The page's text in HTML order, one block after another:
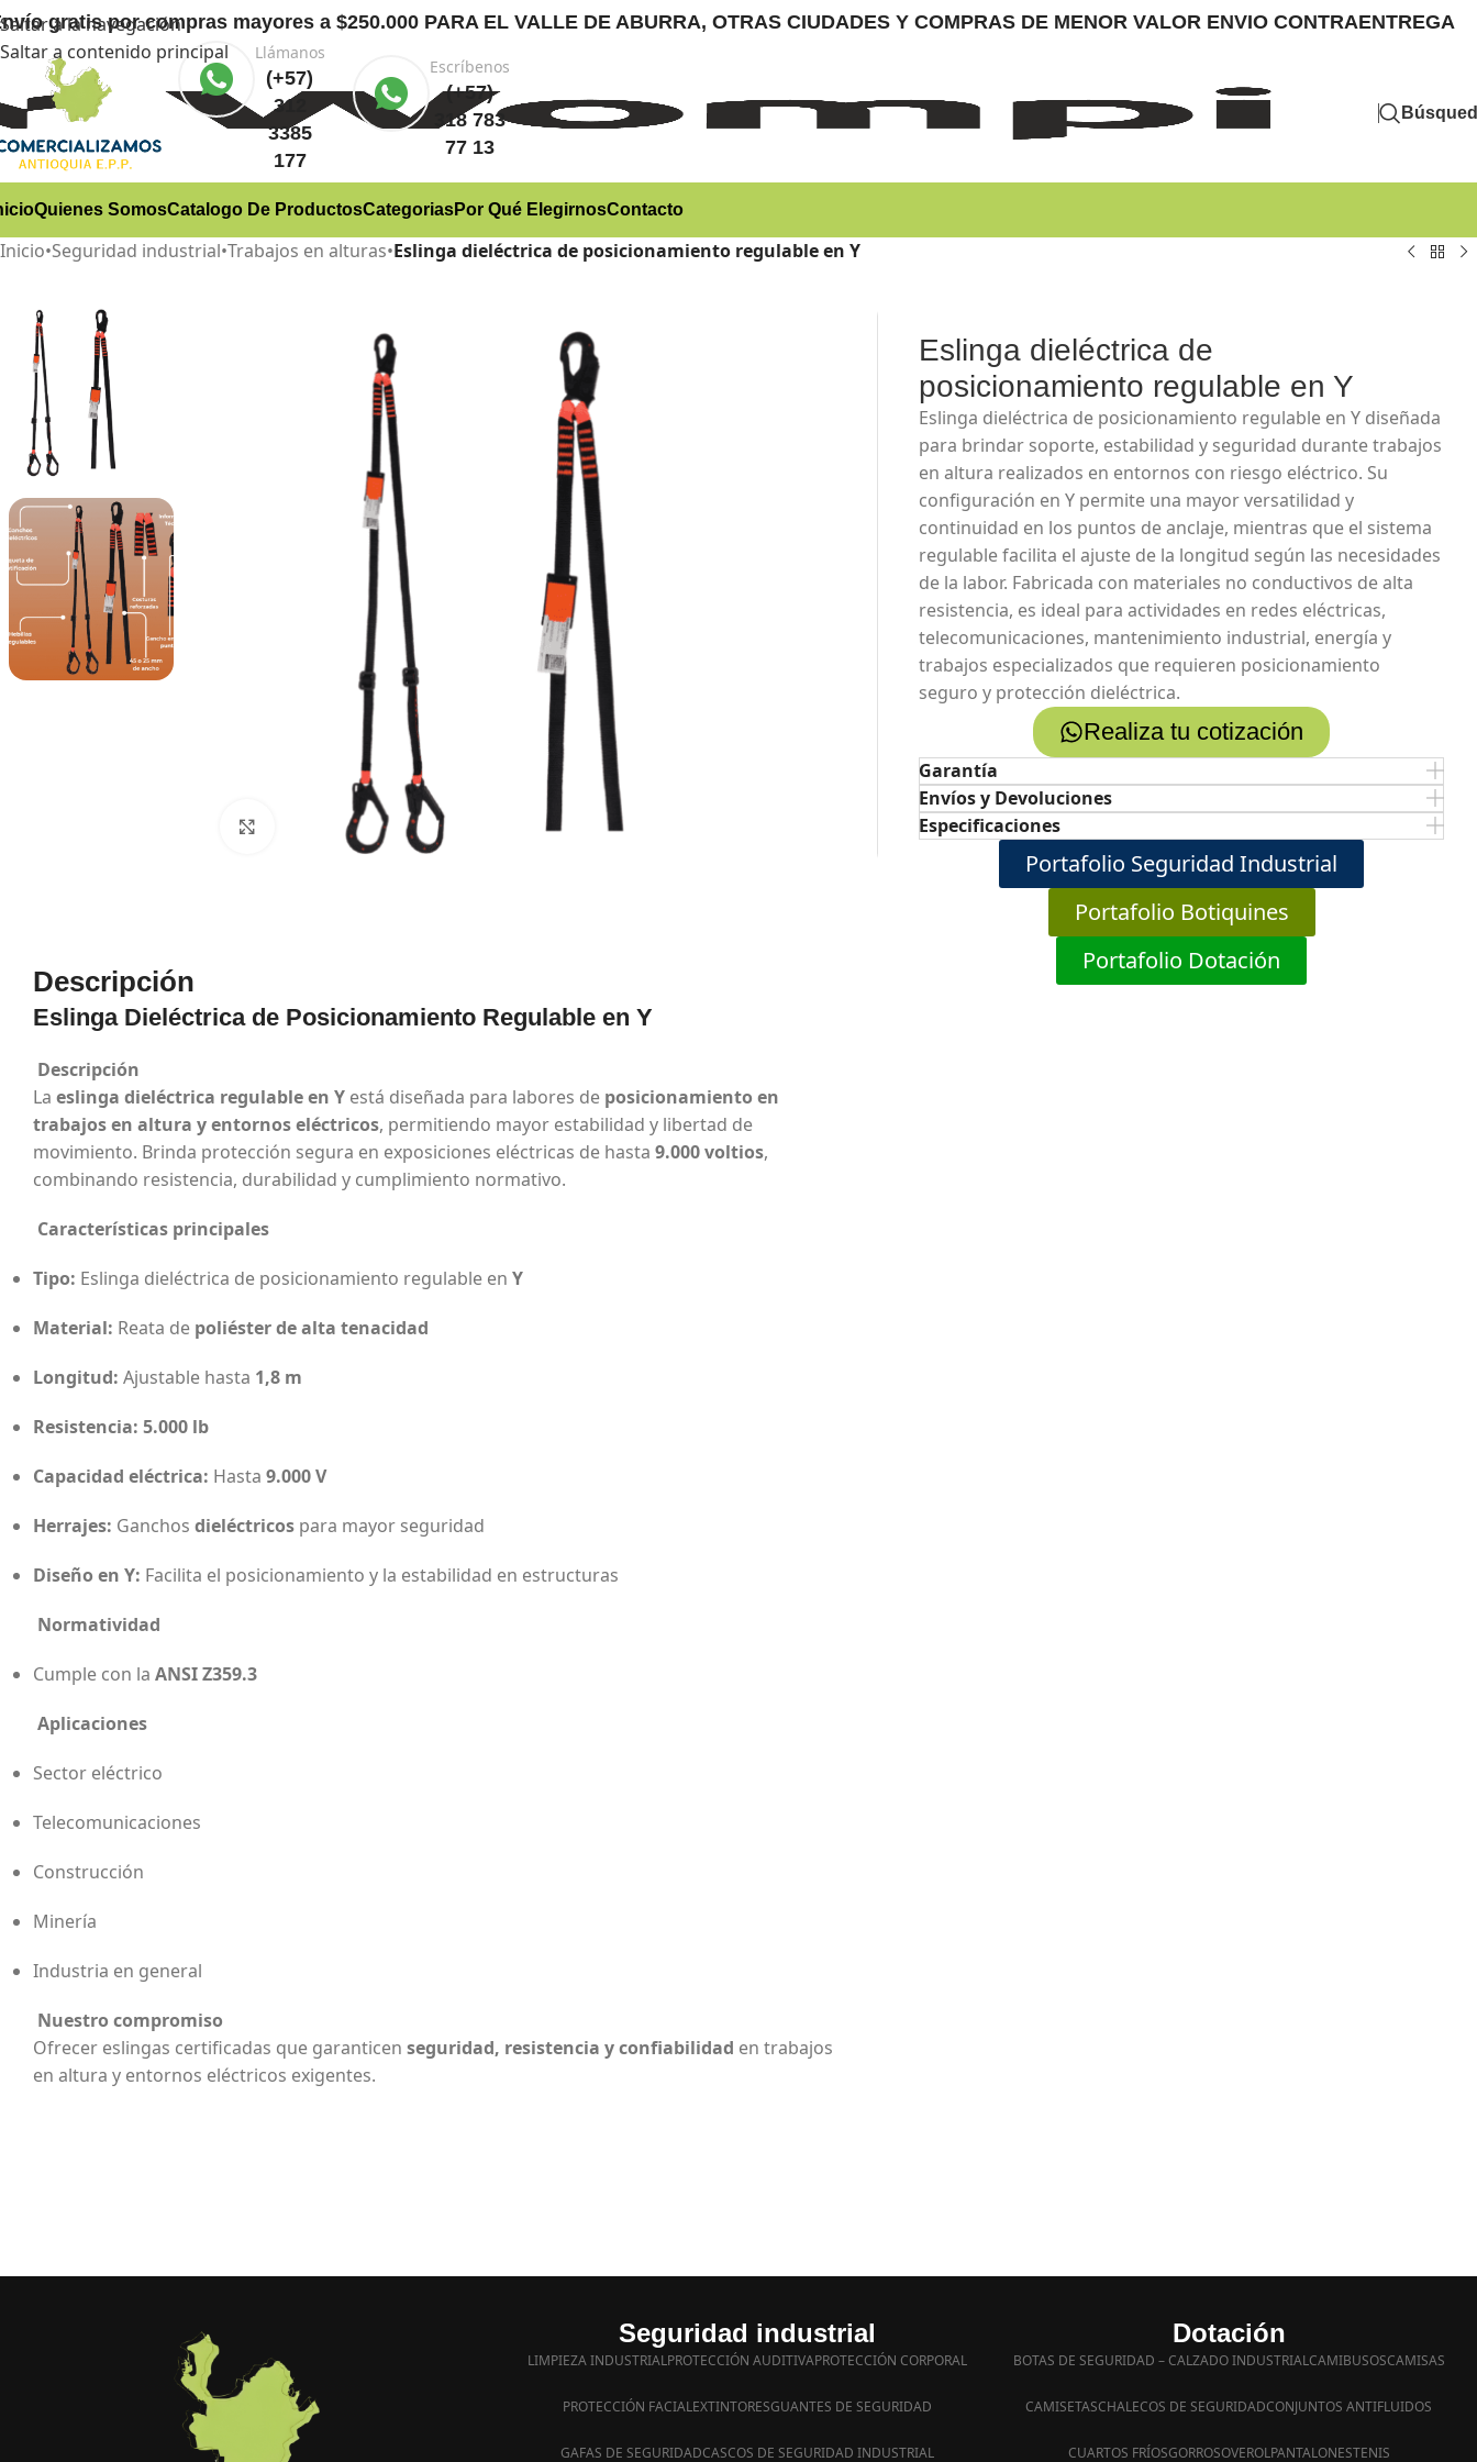
Saltar a la navegación
Saltar a contenido principal
gratispor compras mayores a $250.000 PARA EL VALLE DE ABURRA, OTRAS CIUDADES Y COMPRAS DE MENOR VALOR ENVIO CONTRAENTREGA
Llámanos
(+57)
312
3385
177
Escríbenos
(+57)
318 783
77 13
Quienes SomosCatalogo De ProductosCategoriasPor Qué ElegirnosContacto
Inicio•Seguridad industrial•Trabajos en alturas•Eslinga dieléctrica de posicionamiento regulable en Y
Haga Click para agrandar
Descripción
Eslinga Dieléctrica de Posicionamiento Regulable en Y
Descripción
La eslinga dieléctrica regulable en Y está diseñada para labores de posicionamiento en
trabajos en altura y entornos eléctricos, permitiendo mayor estabilidad y libertad de
movimiento. Brinda protección segura en exposiciones eléctricas de hasta 9.000 voltios,
combinando resistencia, durabilidad y cumplimiento normativo.
Características principales
Tipo: Eslinga dieléctrica de posicionamiento regulable en Y
Material: Reata de poliéster de alta tenacidad
Longitud: Ajustable hasta 1,8 m
Resistencia: 5.000 lb
Capacidad eléctrica: Hasta 9.000 V
Herrajes: Ganchos dieléctricos para mayor seguridad
Diseño en Y: Facilita el posicionamiento y la estabilidad en estructuras
Normatividad
Cumple con la ANSI Z359.3
Aplicaciones
Sector eléctrico
Telecomunicaciones
Construcción
Minería
Industria en general
Nuestro compromiso
Ofrecer eslingas certificadas que garanticen seguridad, resistencia y confiabilidad en trabajos
en altura y entornos eléctricos exigentes.
Eslinga dieléctrica de
posicionamiento regulable en Y
Eslinga dieléctrica de posicionamiento regulable en Y diseñada
para brindar soporte, estabilidad y seguridad durante trabajos
en altura realizados en entornos con riesgo eléctrico. Su
configuración en Y permite una mayor versatilidad y
continuidad en los puntos de anclaje, mientras que el sistema
regulable facilita el ajuste de la longitud según las necesidades
de la labor. Fabricada con materiales no conductivos de alta
resistencia, es ideal para actividades en redes eléctricas,
telecomunicaciones, mantenimiento industrial, energía y
trabajos especializados que requieren posicionamiento
seguro y protección dieléctrica.
Realiza tu cotización
Garantía
Envíos y Devoluciones
Especificaciones
Portafolio Seguridad Industrial
Portafolio Botiquines
Portafolio Dotación
Seguridad industrial
LIMPIEZA INDUSTRIALPROTECCIÓN AUDITIVAPROTECCIÓN CORPORAL
PROTECCIÓN FACIALEXTINTORESGUANTES DE SEGURIDAD
GAFAS DE SEGURIDADCASCOS DE SEGURIDAD INDUSTRIAL
Dotación
BOTAS DE SEGURIDAD – CALZADO INDUSTRIALCAMIBUSOSCAMISAS
CAMISETASCHALECOS DE SEGURIDADCONJUNTOS ANTIFLUIDOS
CUARTOS FRÍOSGORROSOVEROLPANTALONESTENIS